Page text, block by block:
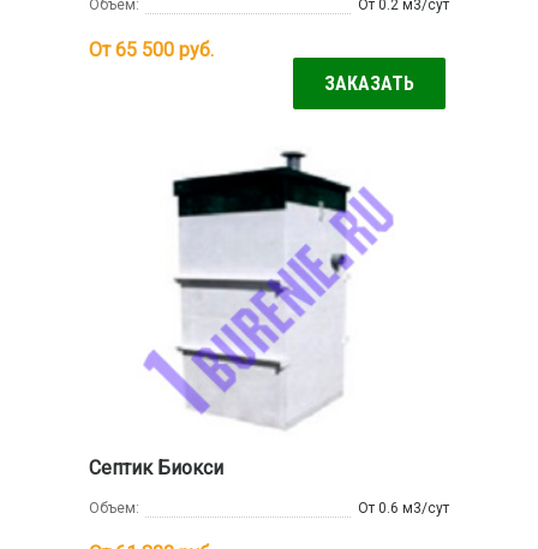
Объем: От 0.2 м3/сут
От 65 500 руб.
ЗАКАЗАТЬ
Септик Биокси
Объем: От 0.6 м3/сут